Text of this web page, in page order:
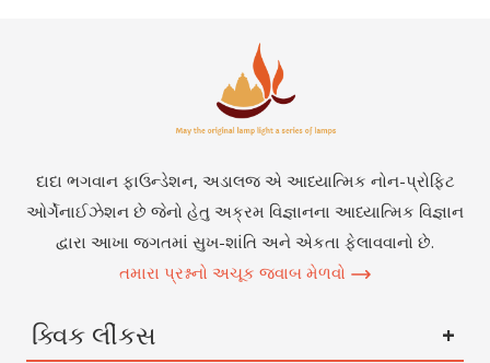
દાદા ભગવાન ફાઉન્ડેશન, અડાલજ એ આધ્યાત્મિક નોન-પ્રોફિટ
ઓર્ગેનાઈઝેશન છે જેનો હેતુ અક્રમ વિજ્ઞાનના આધ્યાત્મિક વિજ્ઞાન
દ્વારા આખા જગતમાં સુખ-શાંતિ અને એકતા ફેલાવવાનો છે.
તમારા પ્રશ્નનો અચૂક જવાબ મેળવો
ક્વિક લીંકસ